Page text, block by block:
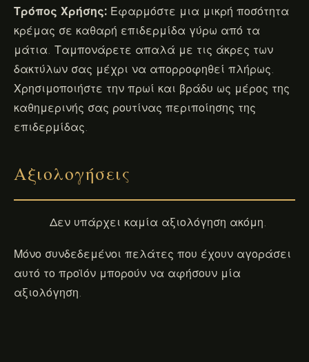
Τρόπος Χρήσης: Εφαρμόστε μια μικρή ποσότητα
κρέμας σε καθαρή επιδερμίδα γύρω από τα
μάτια. Ταμπονάρετε απαλά με τις άκρες των
δακτύλων σας μέχρι να απορροφηθεί πλήρως.
Χρησιμοποιήστε την πρωί και βράδυ ως μέρος της
καθημερινής σας ρουτίνας περιποίησης της
επιδερμίδας.
Αξιολογήσεις
Δεν υπάρχει καμία αξιολόγηση ακόμη.
Μόνο συνδεδεμένοι πελάτες που έχουν αγοράσει
αυτό το προϊόν μπορούν να αφήσουν μία
αξιολόγηση.